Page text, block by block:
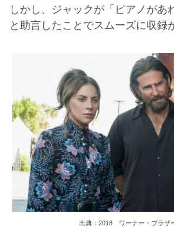
しかし、ジャックが「ピアノがあ
と助言したことでスムーズに収録
出典：2018 ワーナー・ブラザ